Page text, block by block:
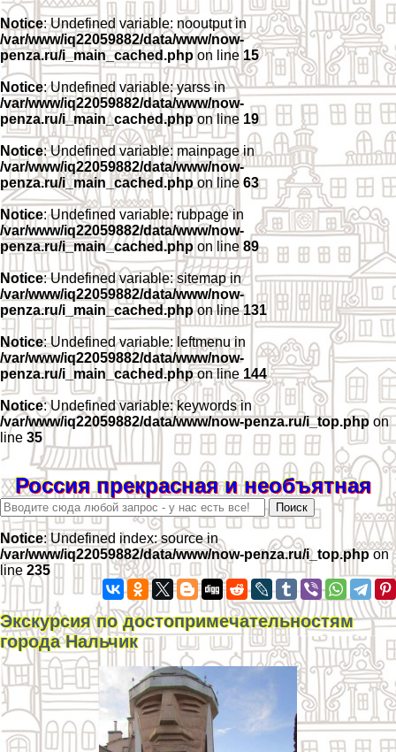
Notice: Undefined variable: nooutput in
/var/www/iq22059882/data/www/now-
penza.ru/i_main_cached.php on line 15
Notice: Undefined variable: yarss in
/var/www/iq22059882/data/www/now-
penza.ru/i_main_cached.phpon line 19
Notice: Undefined variable: mainpage in
/var/www/iq22059882/data/www/now-
penza.ru/i_main_cached.php on line 63
Notice: Undefined variable: rubpage in
/var/www/iq22059882/data/www/now-
penza.ru/i_main_cached.php on line 89
Notice: Undefined variable: sitemap in
/var/www/iq22059882/data/www/now-
penza.ru/i_main_cached.phpon line131
Notice: Undefined variable: leftmenu in
/var/www/iq22059882/data/www/now-
penza.ru/i_main_cached.phpon line 144
Notice: Undefined variable: keywords in
/var/www/iq22059882/data/www/now-penza.ru/i_top.php on
line 35
Россия прекрасная и необъятная
Notice: Undefined index: source in
/var/www/iq22059882/data/www/now-penza.ru/i_top.phpon
line 235
Экскурсия по достопримечательностям
города Нальчик